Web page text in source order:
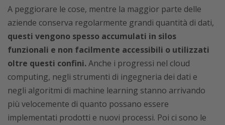
A peggiorare le cose, mentre la maggior parte delle
aziende conserva regolarmente grandi quantità di dati,
questi vengono spesso accumulati in silos
funzionali e non facilmente accessibili o utilizzati
oltre questi confini.Anche i progressi nel cloud
computing, negli strumenti di ingegneria dei dati e
negli algoritmi di machine learning stanno arrivando
più velocemente di quanto possano essere
implementati prodotti e nuovi processi. Poi ci sono le